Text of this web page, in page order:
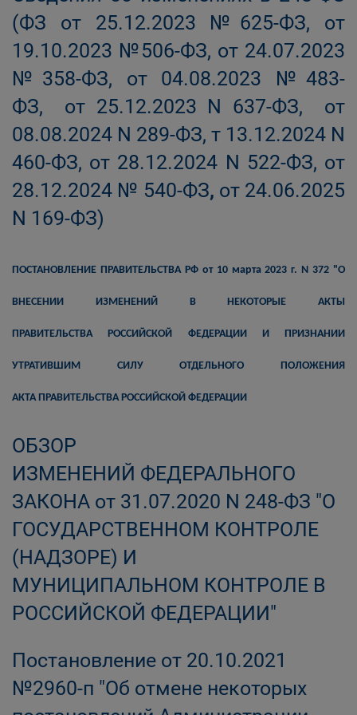
(ФЗ от 25.12.2023 №625-ФЗ, от
19.10.2023 №506-ФЗ, от 24.07.2023
№358-ФЗ, от 04.08.2023 №483-
ФЗ, от 25.12.2023 N 637-ФЗ, от
08.08.2024 N 289-ФЗ, т 13.12.2024 N
460-ФЗ, от 28.12.2024 N 522-ФЗ, от
28.12.2024 № 540-ФЗ, от 24.06.2025
N 169-ФЗ)
ПОСТАНОВЛЕНИЕ ПРАВИТЕЛЬСТВА РФ от 10 марта 2023 г. N 372 "О
ВНЕСЕНИИ ИЗМЕНЕНИЙ В НЕКОТОРЫЕ АКТЫ
ПРАВИТЕЛЬСТВА РОССИЙСКОЙ ФЕДЕРАЦИИ И ПРИЗНАНИИ
УТРАТИВШИМ СИЛУ ОТДЕЛЬНОГО ПОЛОЖЕНИЯ
АКТАПРАВИТЕЛЬСТВА РОССИЙСКОЙ ФЕДЕРАЦИИ
ОБЗОР
ИЗМЕНЕНИЙ ФЕДЕРАЛЬНОГО
ЗАКОНА от 31.07.2020 N 248-ФЗ "О
ГОСУДАРСТВЕННОМ КОНТРОЛЕ
(НАДЗОРЕ) И
МУНИЦИПАЛЬНОМ КОНТРОЛЕ В
РОССИЙСКОЙ ФЕДЕРАЦИИ"
Постановление от 20.10.2021
№2960-п "Об отмене некоторых